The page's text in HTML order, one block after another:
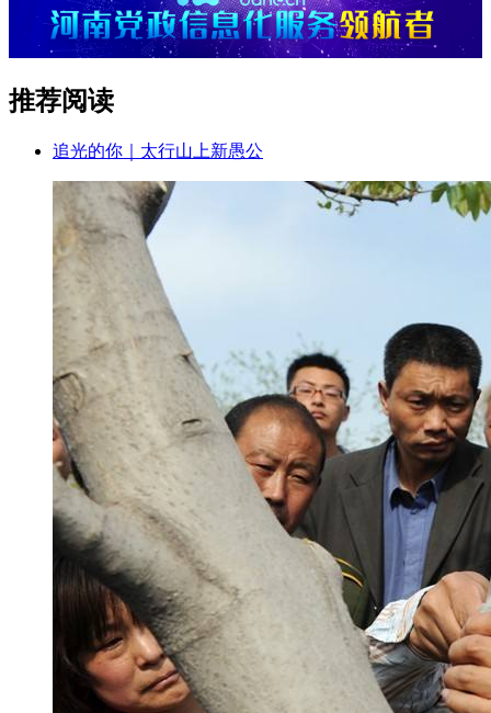
推荐阅读
追光的你｜太行山上新愚公